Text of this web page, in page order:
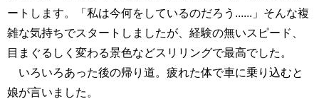
ートします。「私は今何をしているのだろう......」そんな複
雑な気持ちでスタートしましたが、経験の無いスピード、
目まぐるしく変わる景色などスリリングで最高でした。
いろいろあった後の帰り道。疲れた体で車に乗り込むと
娘が言いました。